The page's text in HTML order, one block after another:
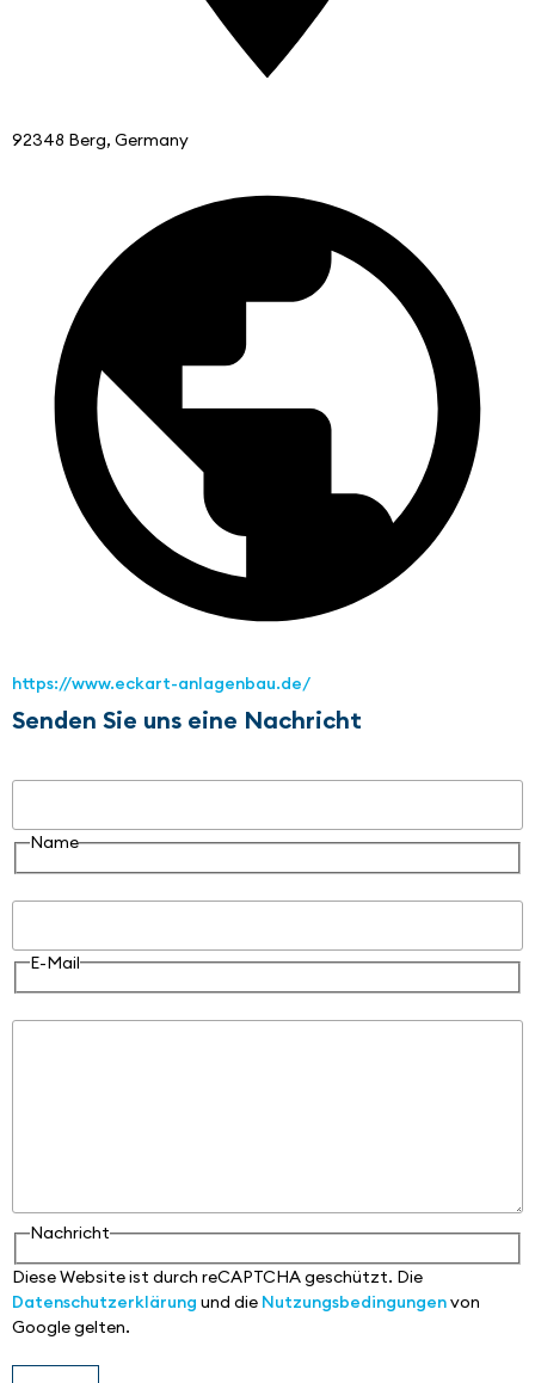
92348 Berg, Germany
https://www.eckart-anlagenbau.de/
Senden Sie uns eine Nachricht
Name
E-Mail
Nachricht
Diese Website ist durch reCAPTCHA geschützt. Die
Datenschutzerklärung und die Nutzungsbedingungenvon
Google gelten.